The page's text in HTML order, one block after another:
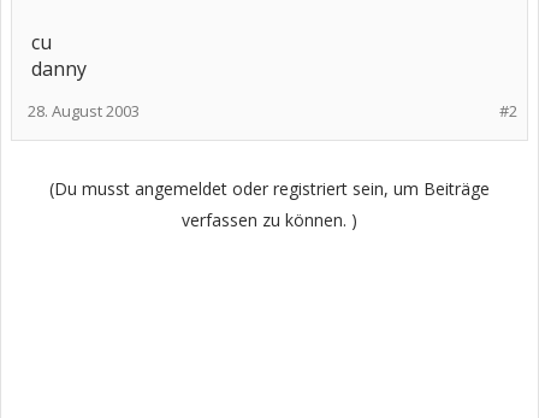
cu
danny
#2
28. August 2003
(Du musst angemeldet oder registriert sein, um Beiträge
verfassen zu können. )